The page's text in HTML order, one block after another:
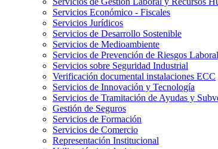
Servicios Económico - Fiscales
Servicios Jurídicos
Servicios de Desarrollo Sostenible
Servicios de Medioambiente
Servicios de Prevención de Riesgos
Servicios sobre Seguridad Industrial
Verificación documental instalaciones ECC
Servicios de Innovación y Tecnología
Servicios de Tramitación de Ayudas y
Gestión de Seguros
Servicios de Formación
Servicios de Comercio
Representación Institucional